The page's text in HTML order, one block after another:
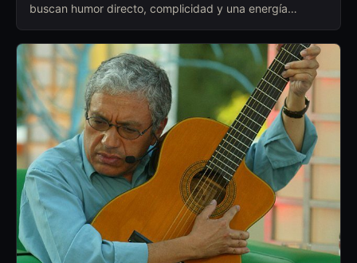
buscan humor directo, complicidad y una energía